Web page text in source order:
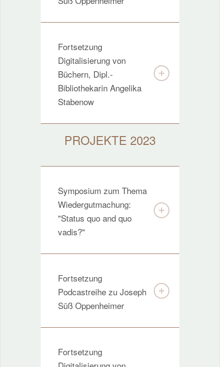
Fortsetzung
Digitalisierung von
Büchern, Dipl.-
Bibliothekarin Angelika
Stabenow
PROJEKTE 2023
Symposium zum Thema
Wiedergutmachung:
"Status quo and quo
vadis?"
Fortsetzung
Podcastreihe zu Joseph
Süß Oppenheimer
Fortsetzung